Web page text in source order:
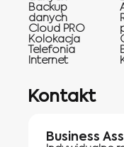
Backup
danych
Cloud PRO
Kolokacja
Telefonia
Internet
Kontakt
Business